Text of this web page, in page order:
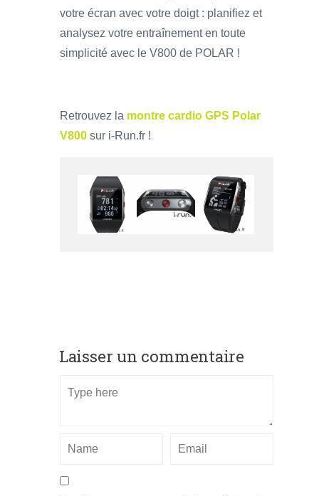
votre écran avec votre doigt : planifiez et
analysez votre entraînement en toute
simplicité avec le V800 de POLAR !
Retrouvez la montre cardio GPS Polar
V800 sur i-Run.fr !
Laisser un commentaire